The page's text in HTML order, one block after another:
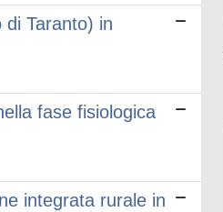
Taranto) in
fase fisiologica
integrata rurale in